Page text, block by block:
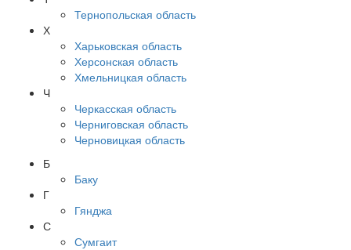
Тернопольская область
Х
Харьковская область
Херсонская область
Хмельницкая область
Ч
Черкасская область
Черниговская область
Черновицкая область
Б
Баку
Г
Гянджа
С
Сумгаит